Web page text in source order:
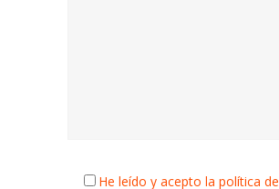
He leído y acepto la política de